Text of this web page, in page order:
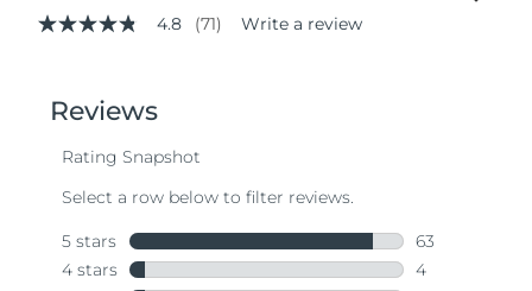
4.8
stars,
average
value.
Same
page
link.
4.8 (71) Write a review